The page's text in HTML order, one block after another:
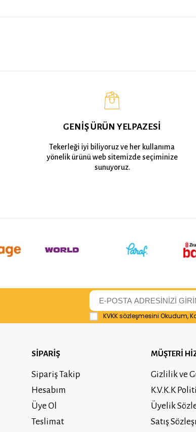
GENİŞ ÜRÜN YELPAZESİ
Tekerleği iyi biliyoruz ve her kullanıma
yönelik ürünü web sitemizde seçiminize
sunuyoruz.
KVKK sözleşmesini Okudum,
SİPARİŞ
Sipariş Takip
Hesabım
Üye Ol
Teslimat
MÜŞTERİ
Gizlilik ve
K.V.K.K
Üyelik
Satış